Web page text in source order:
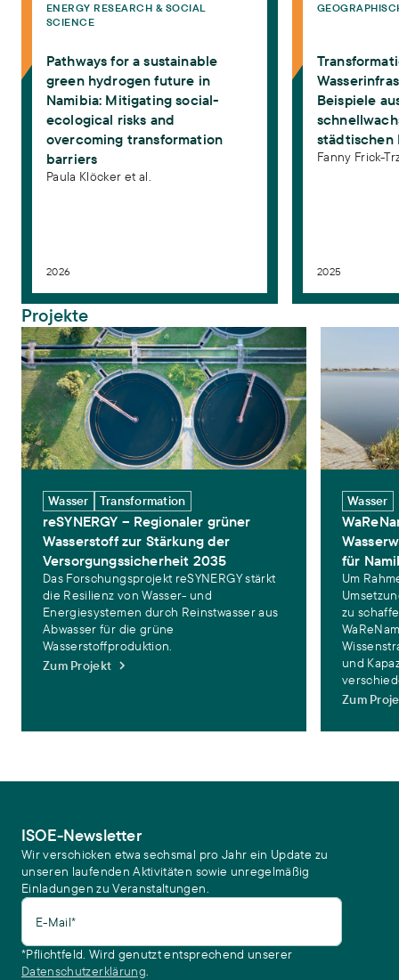
Klöcker, Paula, Jonathan Pillen, Sophia Keller, Martin
Zimmermann (2026):
and overcoming transformation barriers
. Energy Research &
Social Science 138, 104803.
https://doi.org/10.1016/j.erss.2026.104803
Frick-Trzebitzky, Fanny, Sophia Keller, Heide Kerber, Martin
Zimmermann (2025):Transformation von
Wasserinfrastrukturen. Beispiele aus einer schnellwachsenden
städtischen Region in Namibia
. Geographische Rundschau
(12), 38–43
ENERGY RESEARCH & SOCIAL
SCIENCE
Pathways for a sustainable
green hydrogen future in
Namibia: Mitigating social-
ecological risks and
overcoming transformation
barriers
Paula Klöcker et al.
2026
Beispiele
städtischen
Fanny Frick-
2025
Projekte
reSYNERGY – Regionaler grüner Wasserstoff zur Stärkung der
Wasser Transformation
reSYNERGY – Regionaler grüner
Wasserstoff zur Stärkung der
Versorgungssicherheit 2035
Das Forschungsprojekt reSYNERGY stärkt
die Resilienz von Wasser- und
Energiesystemen durch Reinstwasser aus
Abwasser für die grüne
Wasserstoffproduktion.
Zum Projekt
Wasser
für
Um
zu
und
Zum
ISOE-Newsletter
Wir verschicken etwa sechsmal pro Jahr ein Update zu
unseren laufenden Aktivitäten sowie unregelmäßig
Einladungen zu Veranstaltungen.
E-Mail*
*Pflichtfeld. Wird genutzt entsprechend unserer
Datenschutzerklärung.